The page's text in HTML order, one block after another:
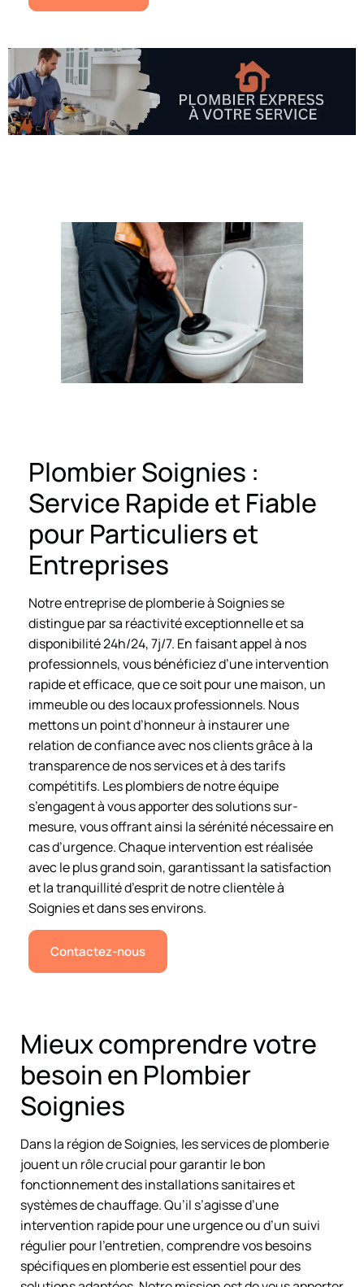
Plombier Soignies :
Service Rapide et Fiable
pour Particuliers et
Entreprises
Notre entreprise de plomberie à Soignies se
distingue par sa réactivité exceptionnelle et sa
disponibilité 24h/24, 7j/7. En faisant appel à nos
professionnels, vous bénéficiez d’une intervention
rapide et efficace, que ce soit pour une maison, un
immeuble ou des locaux professionnels. Nous
mettons un point d’honneur à instaurer une
relation de confiance avec nos clients grâce à la
transparence de nos services et à des tarifs
compétitifs. Les plombiers de notre équipe
s’engagent à vous apporter des solutions sur-
mesure, vous offrant ainsi la sérénité nécessaire en
cas d’urgence. Chaque intervention est réalisée
avec le plus grand soin, garantissant la satisfaction
et la tranquillité d’esprit de notre clientèle à
Soignies et dans ses environs.
Contactez-nous
Mieux comprendre votre
besoin en Plombier
Soignies
Dans la région de Soignies, les services de plomberie
jouent un rôle crucial pour garantir le bon
fonctionnement des installations sanitaires et
systèmes de chauffage. Qu’il s’agisse d’une
intervention rapide pour une urgence ou d’un suivi
régulier pour l’entretien, comprendre vos besoins
spécifiques en plomberie est essentiel pour des